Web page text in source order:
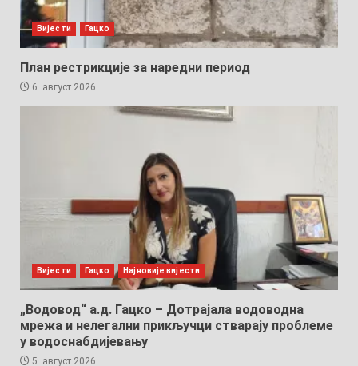
Вијести Гацко
План рестрикције за наредни период
6. август 2026.
Вијести Гацко Најновије вијести
„Водовод“ а.д. Гацко – Дотрајала водоводна
мрежа и нелегални прикључци стварају проблеме
у водоснабдијевању
5. август 2026.